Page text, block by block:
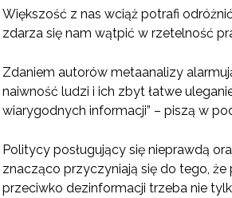
Większość z nas wciąż potrafi
zdarza się nam wątpić w rzetelność
Zdaniem autorów metaanalizy
naiwność ludzi i ich zbyt łatwe
wiarygodnych informacji” – piszą w
Politycy posługujący się nieprawdą
znacząco przyczyniają się do tego,
przeciwko dezinformacji trzeba nie